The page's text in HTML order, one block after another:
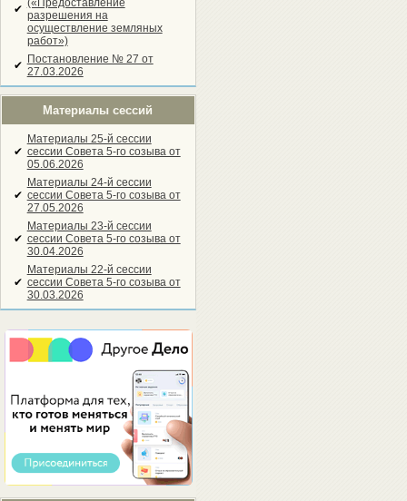
✔ («Предоставление
разрешения на
осуществление земляных
работ»)
✔ Постановление № 27 от
27.03.2026
Материалы сессий
✔
Материалы 25-й сессии
сессии Совета 5-го созыва от
05.06.2026
✔
Материалы 24-й сессии
сессии Совета 5-го созыва от
27.05.2026
✔
Материалы 23-й сессии
сессии Совета 5-го созыва от
30.04.2026
✔
Материалы 22-й сессии
сессии Совета 5-го созыва от
30.03.2026